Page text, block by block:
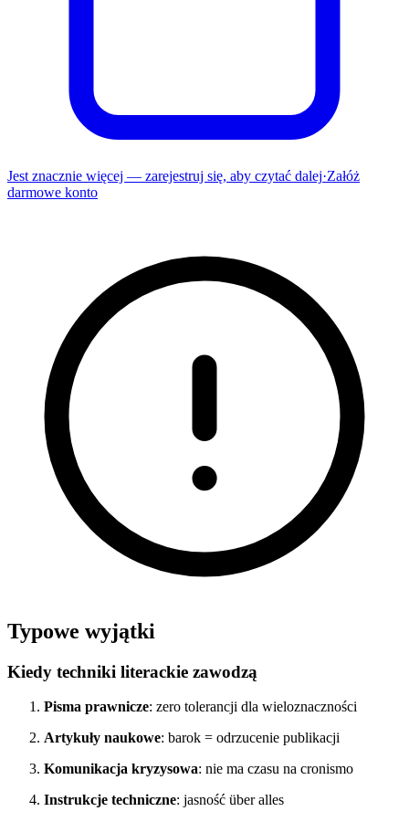
Jest znacznie więcej — zarejestruj się, aby czytać dalej·Załóż
darmowe konto
Typowe wyjątki
Kiedy techniki literackie zawodzą
Pisma prawnicze: zero tolerancji dla wieloznaczności
Artykuły naukowe: barok = odrzucenie publikacji
Komunikacja kryzysowa: nie ma czasu na cronismo
Instrukcje techniczne: jasność über alles